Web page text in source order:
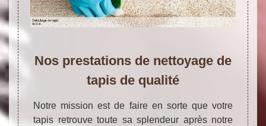
Nos prestations de nettoyage de
tapis de qualité
Notre mission est de faire en sorte que votre
tapis retrouve toute sa splendeur après notre